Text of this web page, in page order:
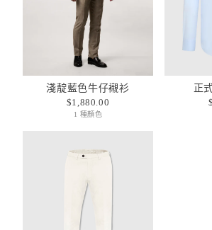
淺靛藍色牛仔襯衫
$1,880.00
1 種顏色
正